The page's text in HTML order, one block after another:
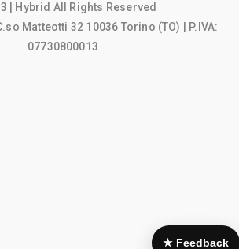
| Hybrid All Rights Reserved
Matteotti 32 10036 Torino (TO) | P.IVA:
07730800013
★ Feedback